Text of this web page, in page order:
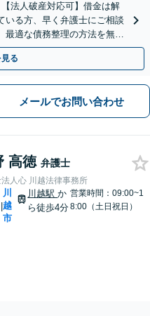
法人破産対応可】借金は解
いる方、早く弁護士にご相談
最適な債務整理の方法を無料
る
メールでお問い合わせ
高徳 弁護士
人心 川越法律事務所
|
川
越
市
川越駅か
ら徒歩4分
営業時間：09:00~1
8:00（土日祝日）